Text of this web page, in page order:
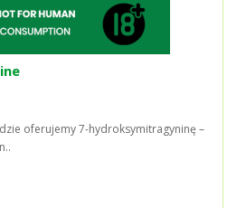
oferujemy 7-hydroksymitragyninę –